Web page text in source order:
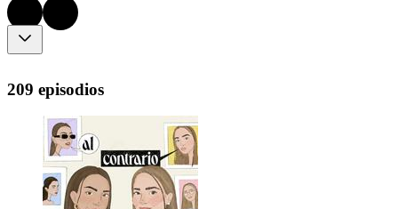
209 episodios